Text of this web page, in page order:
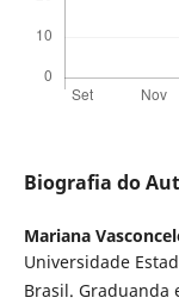
Biografia do
Mariana
Universidade
Brasil. Graduanda